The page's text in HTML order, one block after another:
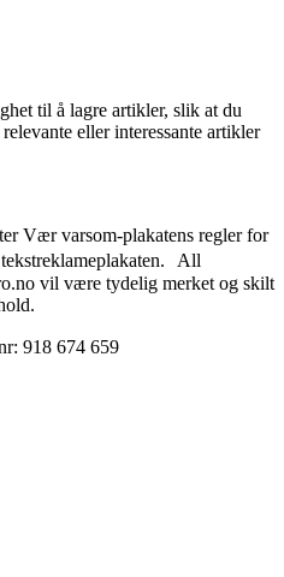
til å lagre artikler, slik at du
eller interessante artikler
Vær varsom-plakatens regler for
All
vil være tydelig merket og skilt
918 674 659